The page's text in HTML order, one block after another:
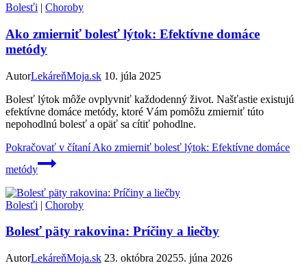
Bolesťi | Choroby
Ako zmierniť bolesť lýtok: Efektívne domáce
metódy
AutorLekáreňMoja.sk 10. júla 2025
Bolesť lýtok môže ovplyvniť každodenný život. Našťastie existujú
efektívne domáce metódy, ktoré Vám pomôžu zmierniť túto
nepohodlnú bolesť a opäť sa cítiť pohodlne.
Pokračovať v čítaníAko zmierniť bolesť lýtok: Efektívne domáce
metódy
Bolesťi | Choroby
Bolesť päty rakovina: Príčiny a liečby
AutorLekáreňMoja.sk 23. októbra 20255. júna 2026